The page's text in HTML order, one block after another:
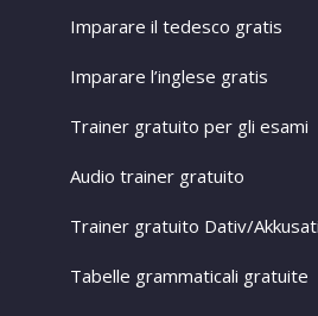
Imparare il tedesco gratis
Imparare l’inglese gratis
Trainer gratuito per gli esami
Audio trainer gratuito
Trainer gratuito Dativ/
Tabelle grammaticali gratuite